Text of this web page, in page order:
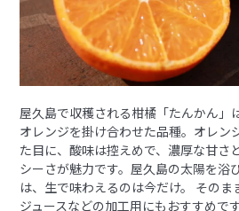
屋久島で収穫される柑橘「たんかん」
オレンジを掛け合わせた品種。オレン
た目に、酸味は控えめで、濃厚な甘さ
シーさが魅力です。屋久島の太陽を浴
は、生で味わえるのは今だけ。 その
ジュースなどの加工用にもおすすめです